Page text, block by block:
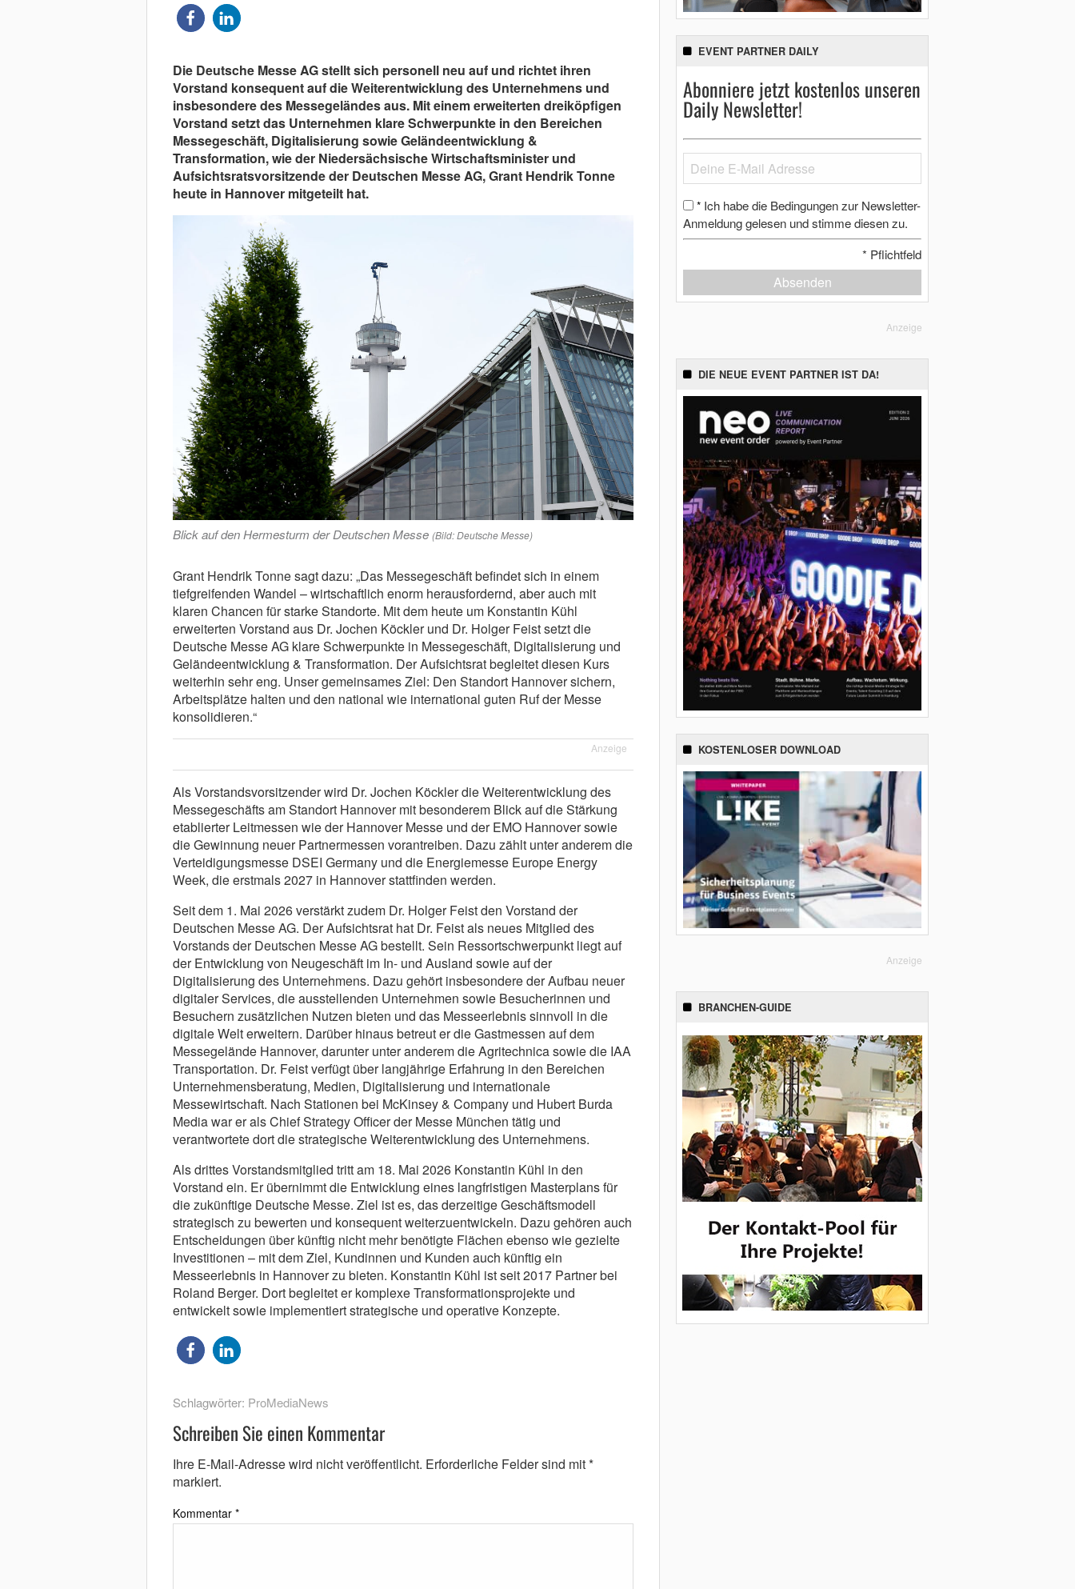
Die Deutsche Messe AG stellt sich personell neu auf und richtet ihren
Vorstand konsequent auf die Weiterentwicklung des Unternehmens und
insbesondere des Messegeländes aus. Mit einem erweiterten dreiköpfigen
Vorstand setzt das Unternehmen klare Schwerpunkte in den Bereichen
Messegeschäft, Digitalisierung sowie Geländeentwicklung &
Transformation, wie der Niedersächsische Wirtschaftsminister und
Aufsichtsratsvorsitzende der Deutschen Messe AG, Grant Hendrik Tonne
heute in Hannover mitgeteilt hat.
Blick auf den Hermesturm der Deutschen Messe (Bild: Deutsche Messe)
Grant Hendrik Tonne sagt dazu: „Das Messegeschäft befindet sich in einem
tiefgreifenden Wandel – wirtschaftlich enorm herausfordernd, aber auch mit
klaren Chancen für starke Standorte. Mit dem heute um Konstantin Kühl
erweiterten Vorstand aus Dr. Jochen Köckler und Dr. Holger Feist setzt die
Deutsche Messe AG klare Schwerpunkte in Messegeschäft, Digitalisierung und
Geländeentwicklung & Transformation. Der Aufsichtsrat begleitet diesen Kurs
weiterhin sehr eng. Unser gemeinsames Ziel: Den Standort Hannover sichern,
Arbeitsplätze halten und den national wie international guten Ruf der Messe
konsolidieren.“
Anzeige
Als Vorstandsvorsitzender wird Dr. Jochen Köckler die Weiterentwicklung des
Messegeschäfts am Standort Hannover mit besonderem Blick auf die Stärkung
etablierter Leitmessen wie der Hannover Messe und der EMO Hannover sowie
die Gewinnung neuer Partnermessen vorantreiben. Dazu zählt unter anderem die
Verteidigungsmesse DSEI Germany und die Energiemesse Europe Energy
Week, die erstmals 2027 in Hannover stattfinden werden.
Seit dem 1. Mai 2026 verstärkt zudem Dr. Holger Feist den Vorstand der
Deutschen Messe AG. Der Aufsichtsrat hat Dr. Feist als neues Mitglied des
Vorstands der Deutschen Messe AG bestellt. Sein Ressortschwerpunkt liegt auf
der Entwicklung von Neugeschäft im In- und Ausland sowie auf der
Digitalisierung des Unternehmens. Dazu gehört insbesondere der Aufbau neuer
digitaler Services, die ausstellenden Unternehmen sowie Besucherinnen und
Besuchern zusätzlichen Nutzen bieten und das Messeerlebnis sinnvoll in die
digitale Welt erweitern. Darüber hinaus betreut er die Gastmessen auf dem
Messegelände Hannover, darunter unter anderem die Agritechnica sowie die IAA
Transportation. Dr. Feist verfügt über langjährige Erfahrung in den Bereichen
Unternehmensberatung, Medien, Digitalisierung und internationale
Messewirtschaft. Nach Stationen bei McKinsey & Company und Hubert Burda
Media war er als Chief Strategy Officer der Messe München tätig und
verantwortete dort die strategische Weiterentwicklung des Unternehmens.
Als drittes Vorstandsmitglied tritt am 18. Mai 2026 Konstantin Kühl in den
Vorstand ein. Er übernimmt die Entwicklung eines langfristigen Masterplans für
die zukünftige Deutsche Messe. Ziel ist es, das derzeitige Geschäftsmodell
strategisch zu bewerten und konsequent weiterzuentwickeln. Dazu gehören auch
Entscheidungen über künftig nicht mehr benötigte Flächen ebenso wie gezielte
Investitionen – mit dem Ziel, Kundinnen und Kunden auch künftig ein
Messeerlebnis in Hannover zu bieten. Konstantin Kühl ist seit 2017 Partner bei
Roland Berger. Dort begleitet er komplexe Transformationsprojekte und
entwickelt sowie implementiert strategische und operative Konzepte.
Schlagwörter: ProMediaNews
Schreiben Sie einen Kommentar
Ihre E-Mail-Adresse wird nicht veröffentlicht. Erforderliche Felder sind mit*
markiert.
Kommentar *
EVENT PARTNER DAILY
Abonniere jetzt kostenlos unseren
Daily Newsletter!
* Ich habe die Bedingungen zur Newsletter-
Anmeldung gelesen und stimme diesen zu.
* Pflichtfeld
Absenden
Anzeige
DIE NEUE EVENT PARTNER IST DA!
KOSTENLOSER DOWNLOAD
Anzeige
BRANCHEN-GUIDE